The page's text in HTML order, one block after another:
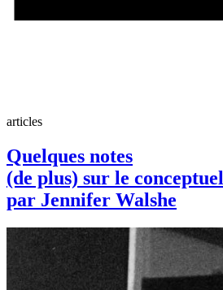
articles
Quelques notes
(de plus) sur le conceptuel
par Jennifer Walshe